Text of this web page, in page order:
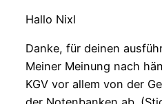
Hallo Nixl
Danke, für deinen
Meiner Meinung nach
KGV vor allem von der